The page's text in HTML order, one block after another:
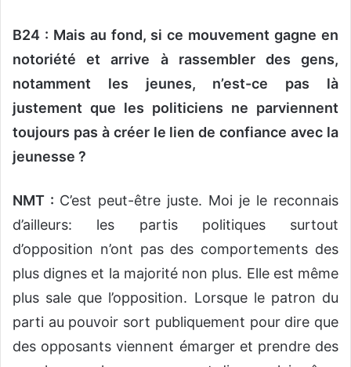
B24 : Mais au fond, si ce mouvement gagne en
notoriété et arrive à rassembler des gens,
notamment les jeunes, n’est-ce pas là
justement que les politiciens ne parviennent
toujours pas à créer le lien de confiance avec la
jeunesse ?
NMT : C’est peut-être juste. Moi je le reconnais
d’ailleurs: les partis politiques surtout
d’opposition n’ont pas des comportements des
plus dignes et la majorité non plus. Elle est même
plus sale que l’opposition. Lorsque le patron du
parti au pouvoir sort publiquement pour dire que
des opposants viennent émarger et prendre des